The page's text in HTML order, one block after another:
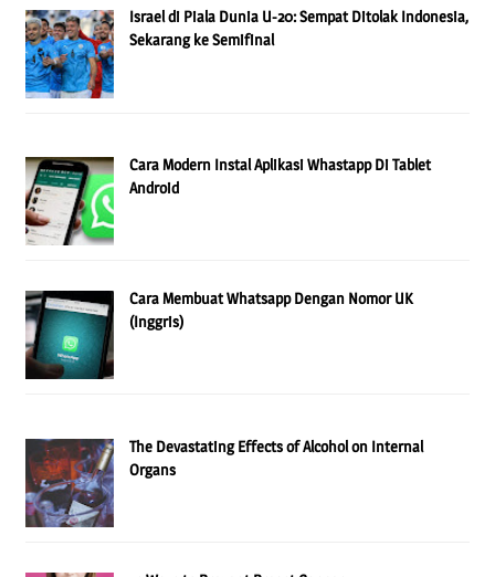
Israel di Piala Dunia U-20: Sempat Ditolak Indonesia,
Sekarang ke Semifinal
Cara Modern Instal Aplikasi Whastapp Di Tablet
Android
Cara Membuat Whatsapp Dengan Nomor UK
(Inggris)
The Devastating Effects of Alcohol on Internal
Organs